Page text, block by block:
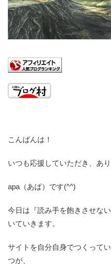
こんばんは！
いつも応援していただき、あ
apa（あぱ）です(^^)
今日は『読み手を飽きさせな
いていきます。
サイトを自分自身でつくって
つが、